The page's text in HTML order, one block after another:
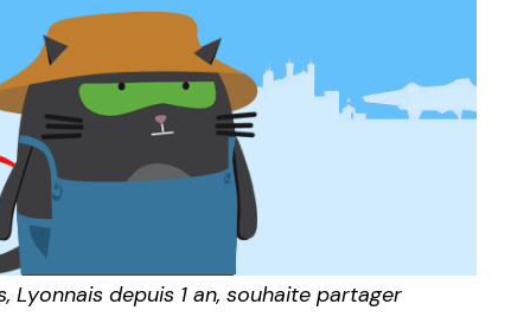
Lyonnais depuis 1 an, souhaite partager